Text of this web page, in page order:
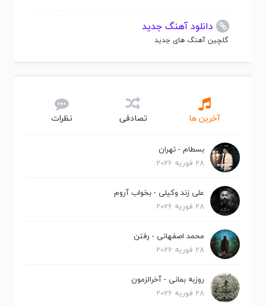
دانلود آهنگ جدید
گلچین آهنگ های جدید
آخرین ها تصادفی نظرات
بسطام - تهران
28 فوریه 2026
علی زند وکیلی - بخواب آروم
28 فوریه 2026
محمد اصفهانی - رفتن
28 فوریه 2026
روزبه بمانی - آخرالزمون
28 فوریه 2026